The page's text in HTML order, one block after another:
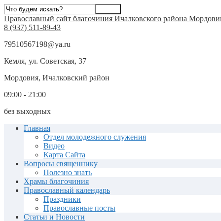
Православный сайт благочиния Ичалковского района
8 (937) 511-89-43
79510567198@ya.ru
Кемля, ул. Советская, 37
Мордовия, Ичалковский район
09:00 - 21:00
без выходных
Главная
Отдел молодежного служения
Видео
Карта Сайта
Вопросы священнику
Полезно знать
Храмы благочиния
Православный календарь
Праздники
Православные посты
Статьи и Новости